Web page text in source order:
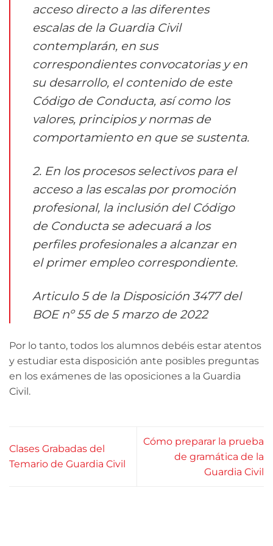
acceso directo a las diferentes
escalas de la Guardia Civil
contemplarán, en sus
correspondientes convocatorias y en
su desarrollo, el contenido de este
Código de Conducta, así como los
valores, principios y normas de
comportamiento en que se sustenta.
2. En los procesos selectivos para el
acceso a las escalas por promoción
profesional, la inclusión del Código
de Conducta se adecuará a los
perfiles profesionales a alcanzar en
el primer empleo correspondiente.
Articulo 5 de la Disposición 3477 del
BOE nº 55 de 5 marzo de 2022
Por lo tanto, todos los alumnos debéis estar atentos
y estudiar esta disposición ante posibles preguntas
en los exámenes de las oposiciones a la Guardia
Civil.
Clases Grabadas del
Temario de Guardia Civil
Cómo preparar la prueba
de gramática de la
Guardia Civil